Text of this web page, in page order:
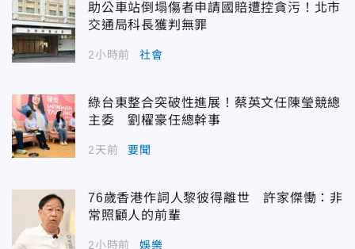
助公車站倒塌傷者申請國賠遭控貪污！北市
交通局科長獲判無罪
2小時前 社會
綠台東整合突破性進展！蔡英文任陳瑩競總
主委 劉櫂豪任總幹事
2天前 要聞
76歲香港作詞人黎彼得離世 許家傑慟：非
常照顧人的前輩
2小時前 娛樂